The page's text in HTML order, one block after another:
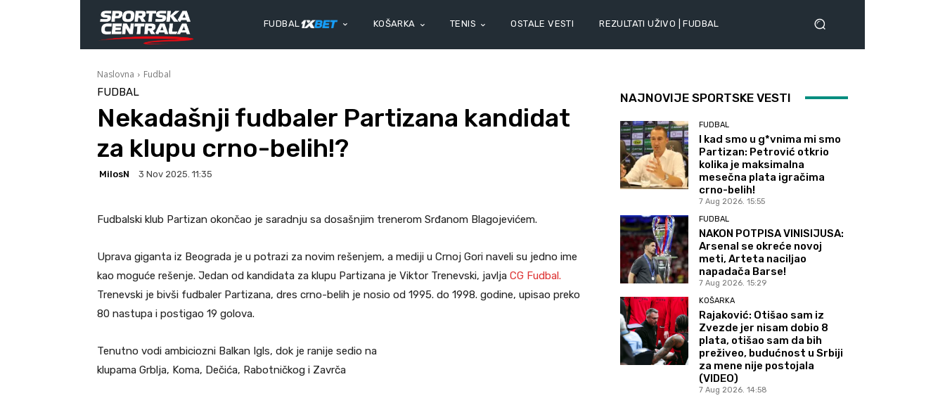
FUDBAL KOŠARKA TENIS OSTALE VESTI REZULTATI UŽIVO | FUDBAL
Naslovna Fudbal
FUDBAL
Nekadašnji fudbaler Partizana kandidat
za klupu crno-belih!?
MilosN 3 Nov 2025. 11:35
Fudbalski klub Partizan okončao je saradnju sa dosašnjim trenerom Srđanom Blagojevićem.
Uprava giganta iz Beograda je u potrazi za novim rešenjem, a mediji u Crnoj Gori naveli su jedno ime
kao moguće rešenje. Jedan od kandidata za klupu Partizana je Viktor Trenevski, javlja CG Fudbal.
Trenevski je bivši fudbaler Partizana, dres crno-belih je nosio od 1995. do 1998. godine, upisao preko
80 nastupa i postigao 19 golova.
Tenutno vodi ambiciozni Balkan Igls, dok je ranije sedio na
klupama Grblja, Koma, Dečića, Rabotničkog i Zavrča
NAJNOVIJE SPORTSKE VESTI
FUDBAL
I kad smo u g*vnima mi smo
Partizan: Petrović otkrio
kolika je maksimalna
mesečna plata igračima
crno-belih!
7 Aug 2026. 15:55
FUDBAL
NAKON POTPISA VINISIJUSA:
Arsenal se okreće novoj
meti, Arteta naciljao
napadača Barse!
7 Aug 2026. 15:29
KOŠARKA
Rajaković: Otišao sam iz
Zvezde jer nisam dobio 8
plata, otišao sam da bih
preživeo, budućnost u Srbiji
za mene nije postojala
(VIDEO)
7 Aug 2026. 14:58